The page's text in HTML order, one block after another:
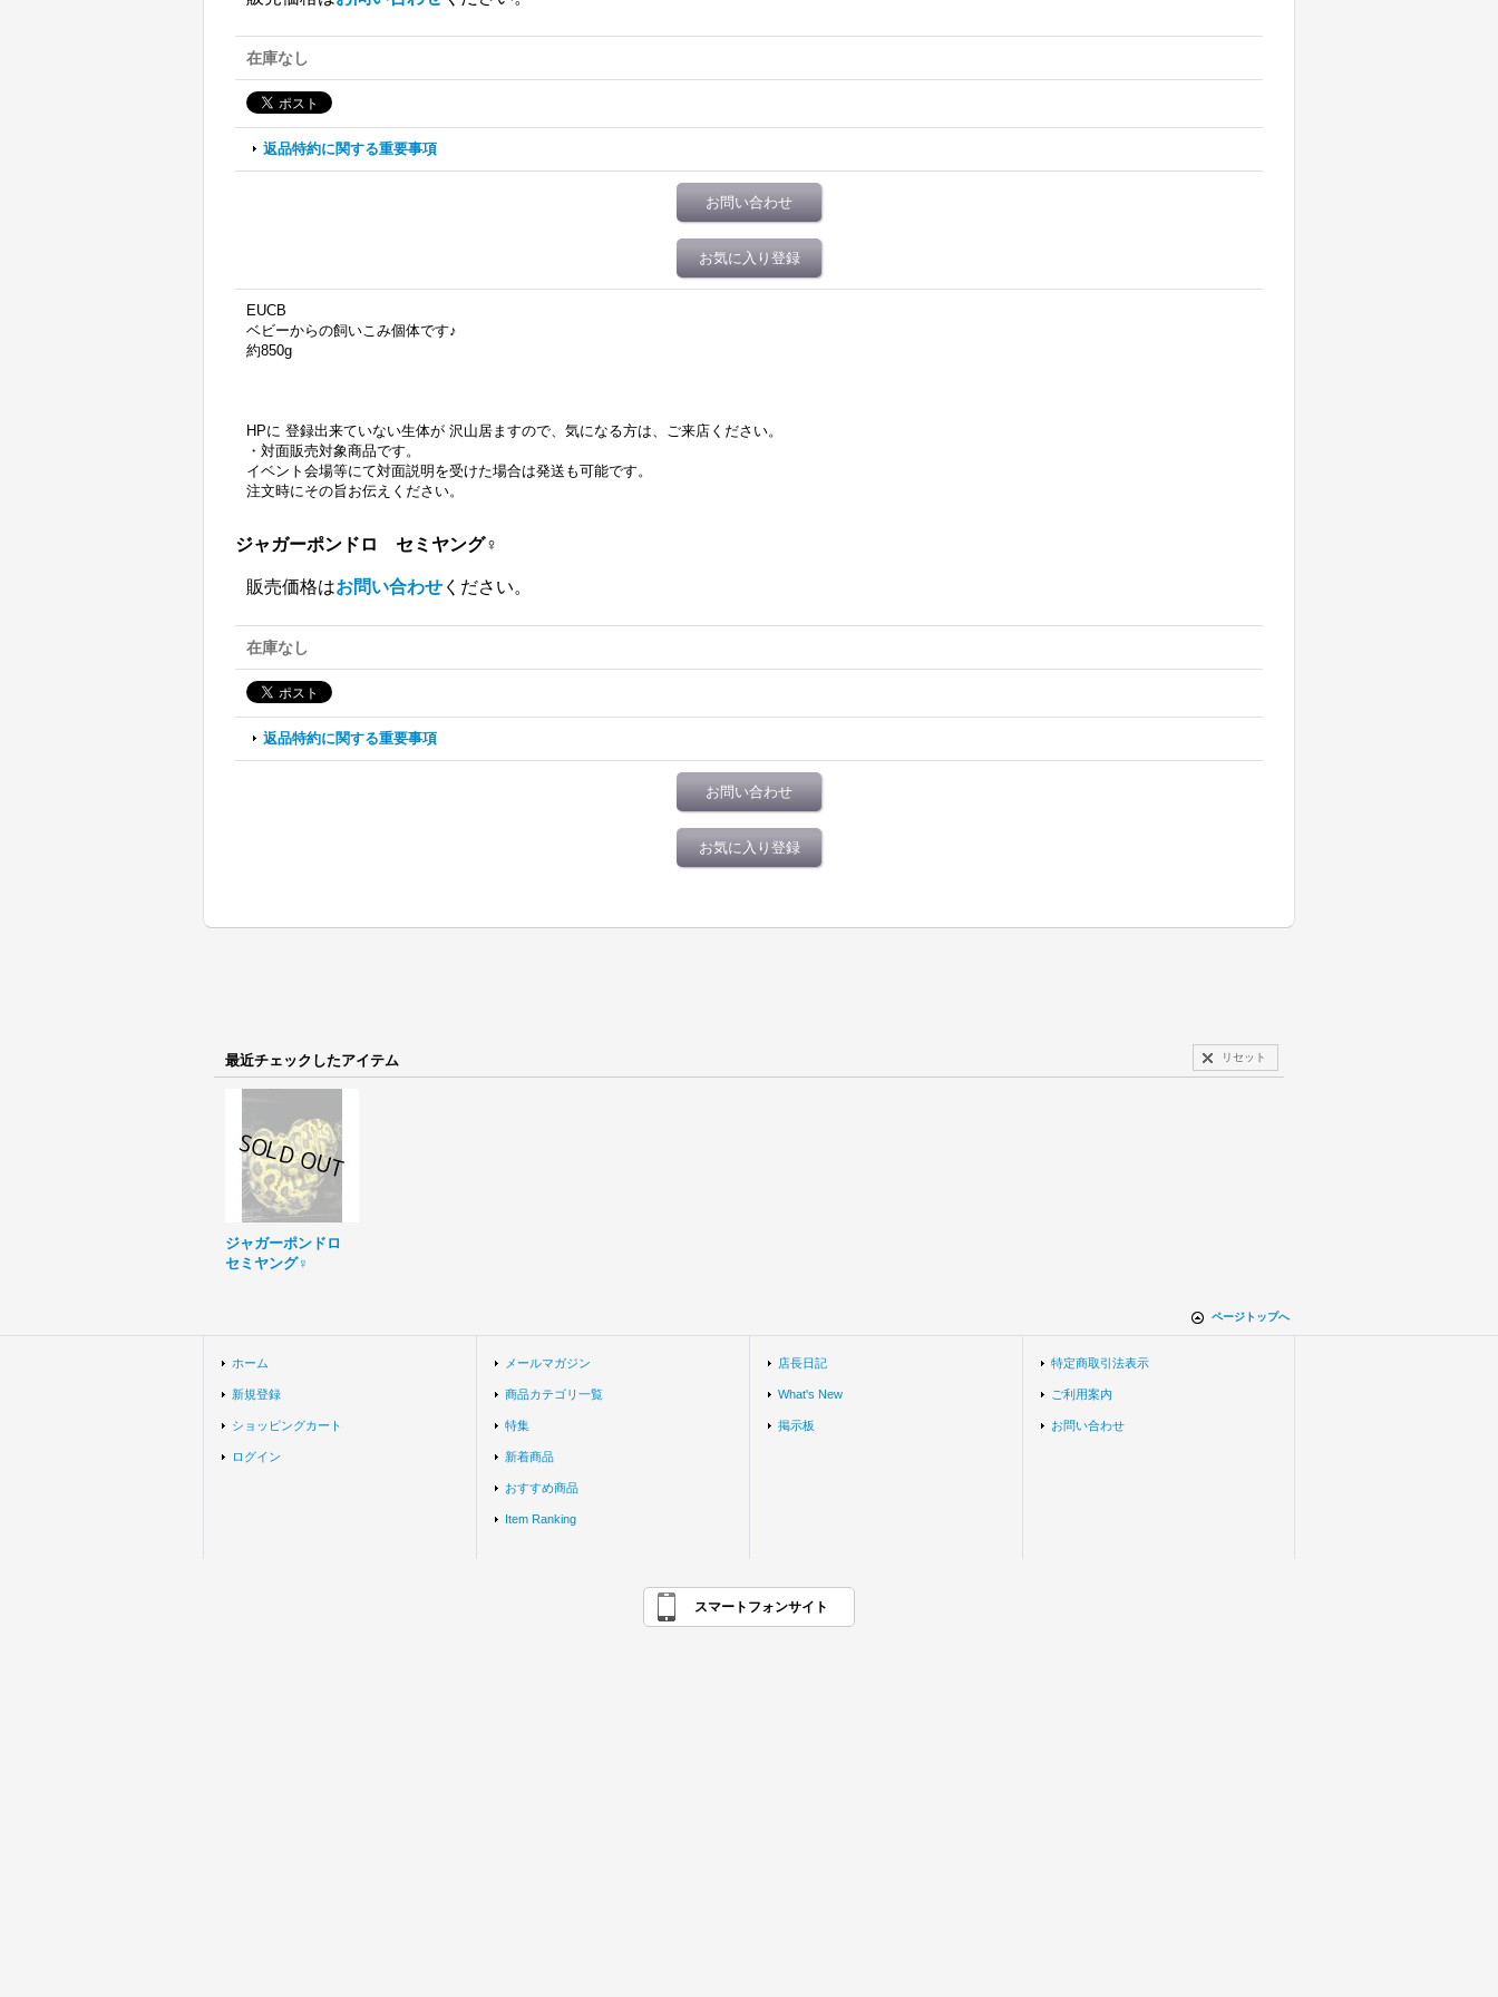
在庫なし
返品特約に関する重要事項
お問い合わせ
お気に入り登録
EUCB
ベビーからの飼いこみ個体です♪
約850g
HPに 登録出来ていない生体が 沢山居ますので、気になる方は、ご来店ください。
・対面販売対象商品です。
イベント会場等にて対面説明を受けた場合は発送も可能です。
注文時にその旨お伝えください。
ジャガーポンドロ セミヤング♀
販売価格はお問い合わせ ください。
在庫なし
返品特約に関する重要事項
お問い合わせ
お気に入り登録
最近チェックしたアイテム リセット
ジャガーポンドロ
セミヤング♀
ページトップへ
ホーム
新規登録
ショッピングカート
ログイン
メールマガジン
商品カテゴリ一覧
特集
新着商品
おすすめ商品
Item Ranking
店長日記
What's New
掲示板
特定商取引法表示
ご利用案内
お問い合わせ
スマートフォンサイト